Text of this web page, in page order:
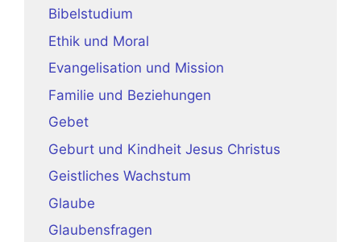
Bibelstudium
Ethik und Moral
Evangelisation und Mission
Familie und Beziehungen
Gebet
Geburt und Kindheit Jesus Christus
Geistliches Wachstum
Glaube
Glaubensfragen